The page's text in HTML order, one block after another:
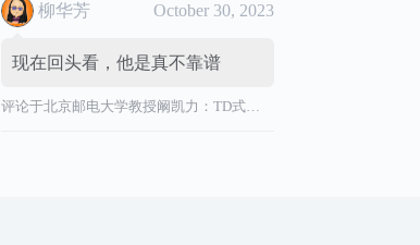
柳华芳 October 30, 2023
现在回头看，他是真不靠谱
评论于北京邮电大学教授阚凯力：TD式创新”祸国殃民